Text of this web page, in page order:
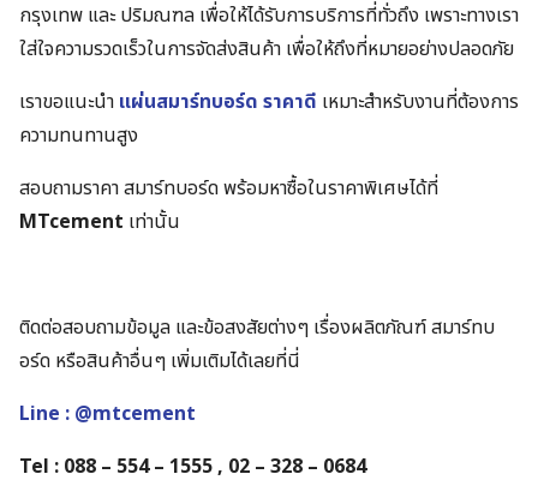
กรุงเทพ และ ปริมณฑล เพื่อให้ได้รับการบริการที่ทั่วถึง เพราะทางเรา
ใส่ใจความรวดเร็วในการจัดส่งสินค้า เพื่อให้ถึงที่หมายอย่างปลอดภัย
เราขอแนะนำ แผ่นสมาร์ทบอร์ด ราคาดี เหมาะสำหรับงานที่ต้องการ
ความทนทานสูง
สอบถามราคา สมาร์ทบอร์ด พร้อมหาซื้อในราคาพิเศษได้ที่
MTcement เท่านั้น
ติดต่อสอบถามข้อมูล และข้อสงสัยต่างๆ เรื่องผลิตภัณฑ์ สมาร์ทบ
อร์ด หรือสินค้าอื่นๆ เพิ่มเติมได้เลยที่นี่
Line : @mtcement
Tel : 088 – 554 – 1555 , 02 – 328 – 0684